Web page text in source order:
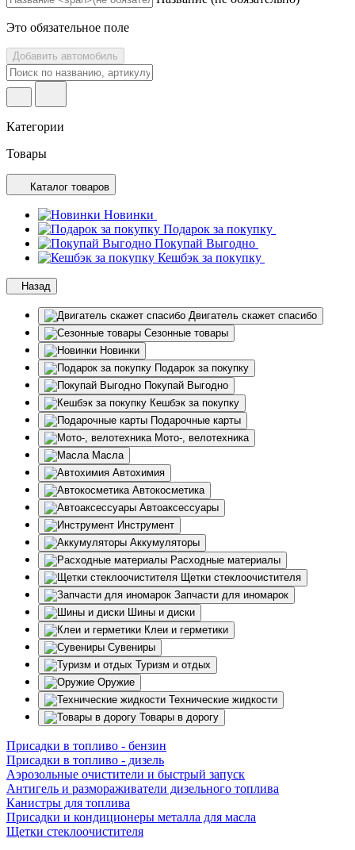
Это обязательное поле
Добавить автомобиль
Категории
Товары
Каталог товаров
Новинки
Подарок за покупку
Покупай Выгодно
Кешбэк за покупку
Назад
Двигатель скажет спасибо
Сезонные товары
Новинки
Подарок за покупку
Покупай Выгодно
Кешбэк за покупку
Подарочные карты
Мото-, велотехника
Масла
Автохимия
Автокосметика
Автоаксессуары
Инструмент
Аккумуляторы
Расходные материалы
Щетки стеклоочистителя
Запчасти для иномарок
Шины и диски
Клеи и герметики
Сувениры
Туризм и отдых
Оружие
Технические жидкости
Товары в дорогу
Присадки в топливо - бензин
Присадки в топливо - дизель
Аэрозольные очистители и быстрый запуск
Антигель и размораживатели дизельного топлива
Канистры для топлива
Присадки и кондиционеры металла для масла
Щетки стеклоочистителя